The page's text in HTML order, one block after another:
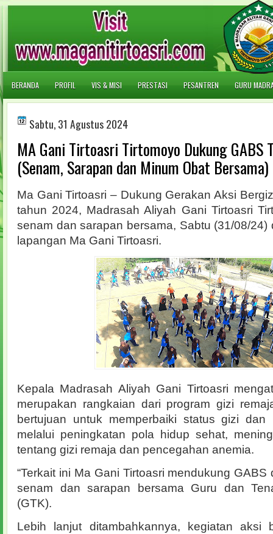
BERANDA PROFIL VIS & MISI PRESTASI PESANTREN GURU
Sabtu, 31 Agustus 2024
MA Gani Tirtoasri Tirtomoyo Dukung GABS
(Senam, Sarapan dan Minum Obat Bersama)
Ma Gani Tirtoasri – Dukung Gerakan Aksi
tahun 2024, Madrasah Aliyah Gani Tirtoasri
senam dan sarapan bersama, Sabtu (31/08/24)
lapangan Ma Gani Tirtoasri.
Kepala Madrasah Aliyah Gani Tirtoasri
merupakan rangkaian dari program gizi
bertujuan untuk memperbaiki status gizi dan
melalui peningkatan pola hidup sehat,
tentang gizi remaja dan pencegahan anemia.
“Terkait ini Ma Gani Tirtoasri mendukung
senam dan sarapan bersama Guru dan
(GTK).
Lebih lanjut ditambahkannya, kegiatan aksi